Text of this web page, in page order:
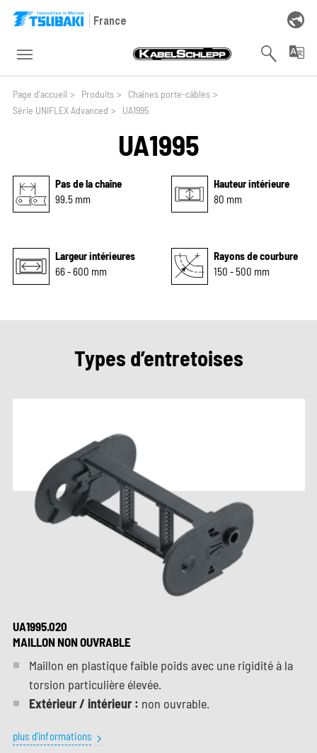
Skip to main navigation
Skip to main content
Skip to page footer
France
Page d'accueil > Produits > Chaînes porte-câbles >
Série UNIFLEX Advanced > UA1995
UA1995
Pas de la chaîne
99.5 mm
Hauteur intérieure
80 mm
Largeur intérieures
66 - 600 mm
Rayons de courbure
150 - 500 mm
Types d’entretoises
UA1995.020
MAILLON NON OUVRABLE
Maillon en plastique faible poids avec une rigidité à la
torsion particulière élevée.
Extérieur / intérieur : non ouvrable.
plus d'informations